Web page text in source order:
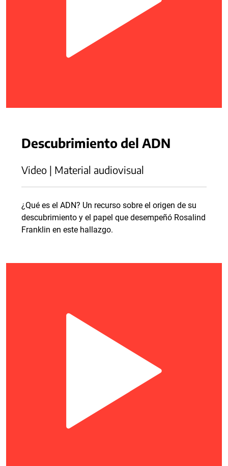
Descubrimiento del ADN
Video | Material audiovisual
¿Qué es el ADN? Un recurso sobre el origen de su
descubrimiento y el papel que desempeñó Rosalind
Franklin en este hallazgo.